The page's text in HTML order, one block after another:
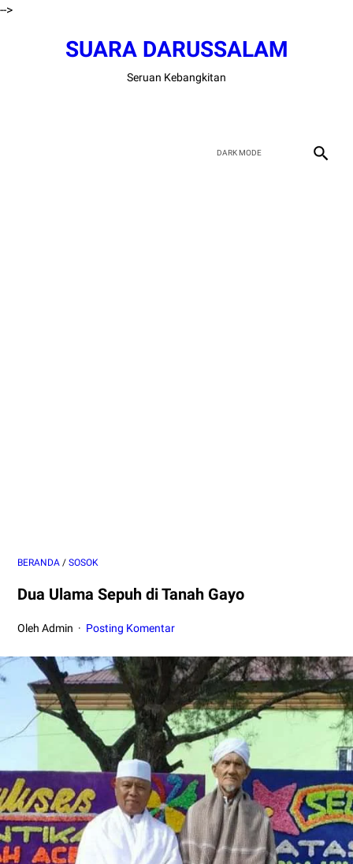
-->
SUARA DARUSSALAM
Seruan Kebangkitan
BERANDA / SOSOK
Dua Ulama Sepuh di Tanah Gayo
Oleh Admin Posting Komentar